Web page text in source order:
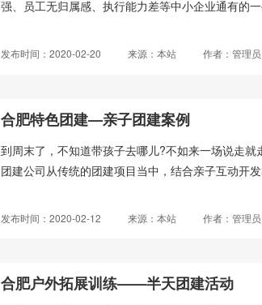
强、员工无归属感、执行能力差等中小企业通有的
发布时间：2020-02-20 来源：本站 作者：管理员
合肥特色团建—亲子团建案例
到周末了，不知道带孩子去哪儿?不如来一场说走
团建公司从传统的团建项目当中，结合亲子互动开
发布时间：2020-02-12 来源：本站 作者：管理员
合肥户外拓展训练——半天团建活动